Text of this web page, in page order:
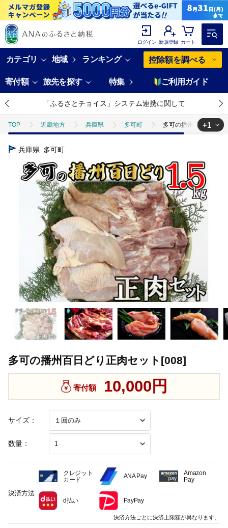
ログイン 新規登録 カート
カテゴリ 地域 ランキング 控除額を調べる
寄付額 旅先を探す 特集 ご利用ガイド
「ふるさとチョイス」システム連携に関して
TOP 近畿地方 兵庫県 多可町 多可の播州百日どり正
TOP
+1
兵庫県 多可町
多可の播州百日どり正肉セット[008]
サイズ：
数量：
寄付額 10,000円
決済方法
クレジット
カード
ANA Pay
Amazon
Pay
d払い PayPay
決済方法ごとに決済上限額が異なります。